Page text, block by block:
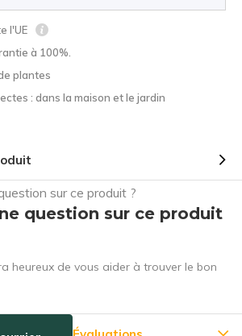
l'UE
à 100%.
plantes
: dans la maison et le jardin
question sur ce produit
heureux de vous aider à trouver le bon